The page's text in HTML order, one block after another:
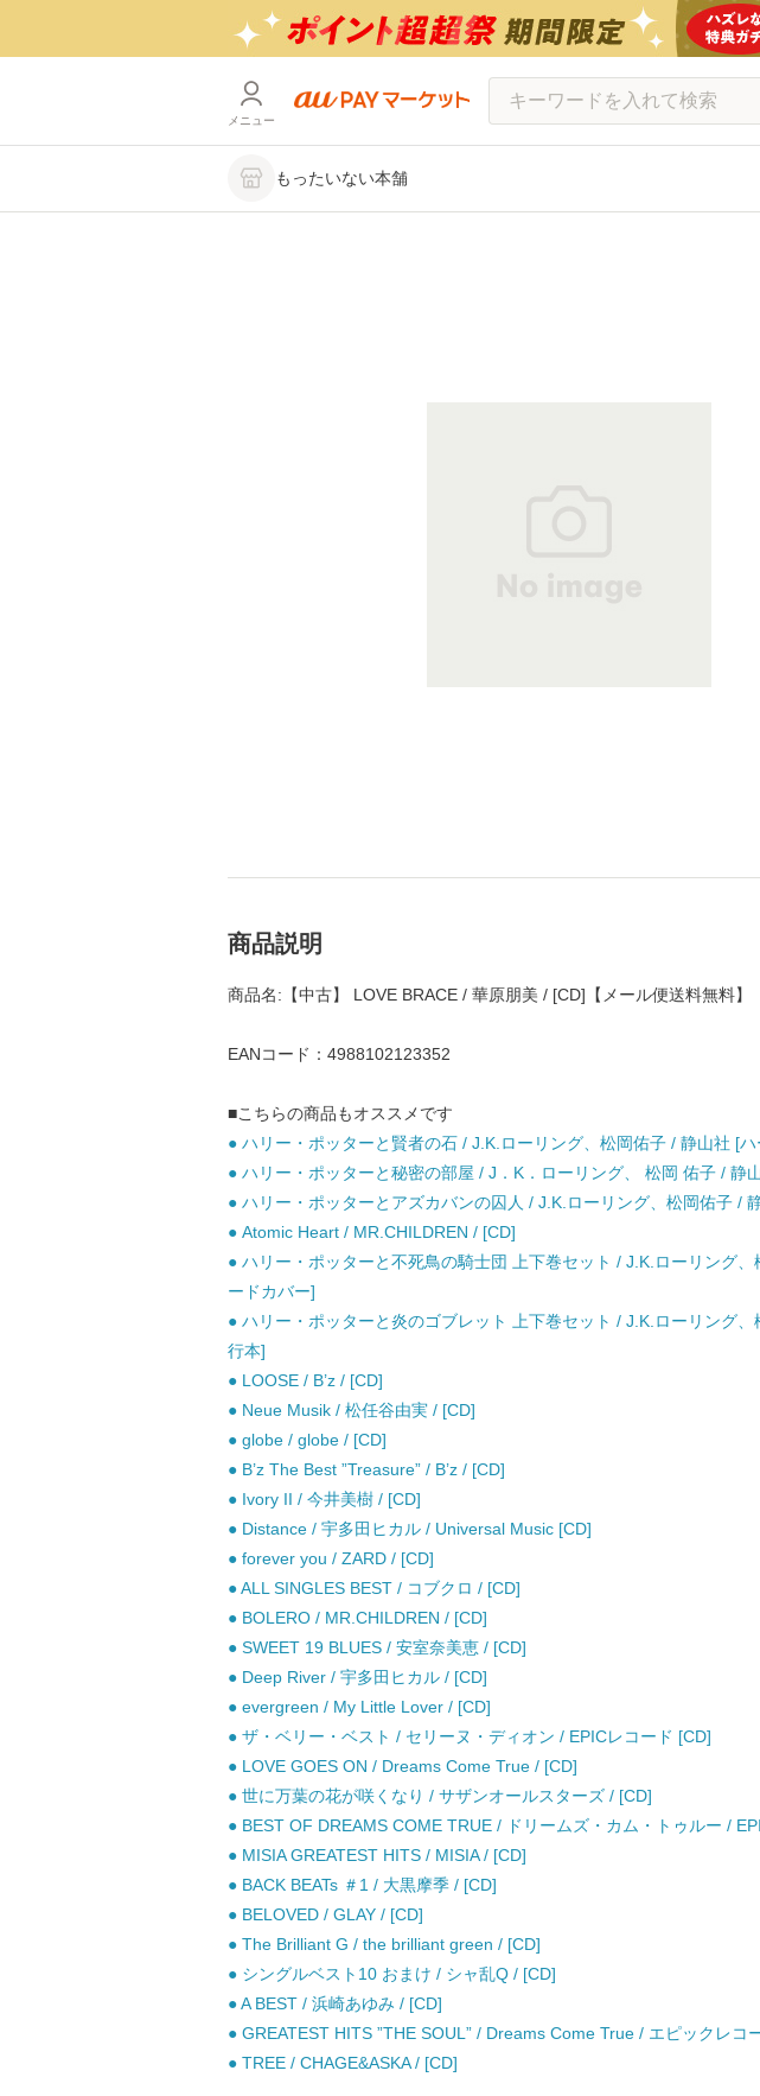
メニュー
もったいない本舗
商品説明
商品名:【中古】 LOVE BRACE / 華原朋美 / [CD]【メール便送料無料】
EANコード：4988102123352
■こちらの商品もオススメです
● ハリー・ポッターと賢者の石 / J.K.ローリング、松岡佑子 / 静山社 [
● ハリー・ポッターと秘密の部屋 / J．K．ローリング、 松岡 佑子 / 静
● ハリー・ポッターとアズカバンの囚人 / J.K.ローリング、松岡佑子 /
● Atomic Heart / MR.CHILDREN / [CD]
● ハリー・ポッターと不死鳥の騎士団 上下巻セット / J.K.ローリング
ードカバー]
● ハリー・ポッターと炎のゴブレット 上下巻セット / J.K.ローリング
行本]
● LOOSE / B’z / [CD]
● Neue Musik / 松任谷由実 / [CD]
● globe / globe / [CD]
● B’z The Best ”Treasure” / B’z / [CD]
● Ivory II / 今井美樹 / [CD]
● Distance / 宇多田ヒカル / Universal Music [CD]
● forever you / ZARD / [CD]
● ALL SINGLES BEST / コブクロ / [CD]
● BOLERO / MR.CHILDREN / [CD]
● SWEET 19 BLUES / 安室奈美恵 / [CD]
● Deep River / 宇多田ヒカル / [CD]
● evergreen / My Little Lover / [CD]
● ザ・ベリー・ベスト / セリーヌ・ディオン / EPICレコード [CD]
● LOVE GOES ON / Dreams Come True / [CD]
● 世に万葉の花が咲くなり / サザンオールスターズ / [CD]
● BEST OF DREAMS COME TRUE / ドリームズ・カム・トゥルー /
● MISIA GREATEST HITS / MISIA / [CD]
● BACK BEATs ＃1 / 大黒摩季 / [CD]
● BELOVED / GLAY / [CD]
● The Brilliant G / the brilliant green / [CD]
● シングルベスト10 おまけ / シャ乱Q / [CD]
● A BEST / 浜崎あゆみ / [CD]
● GREATEST HITS ”THE SOUL” / Dreams Come True / エピックレコ
● TREE / CHAGE&ASKA / [CD]